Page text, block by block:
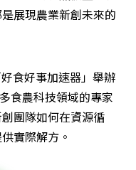
展現農業新創未來的
食好事加速器」舉辦
食農科技領域的專家
團隊如何在資源循
實際解方。